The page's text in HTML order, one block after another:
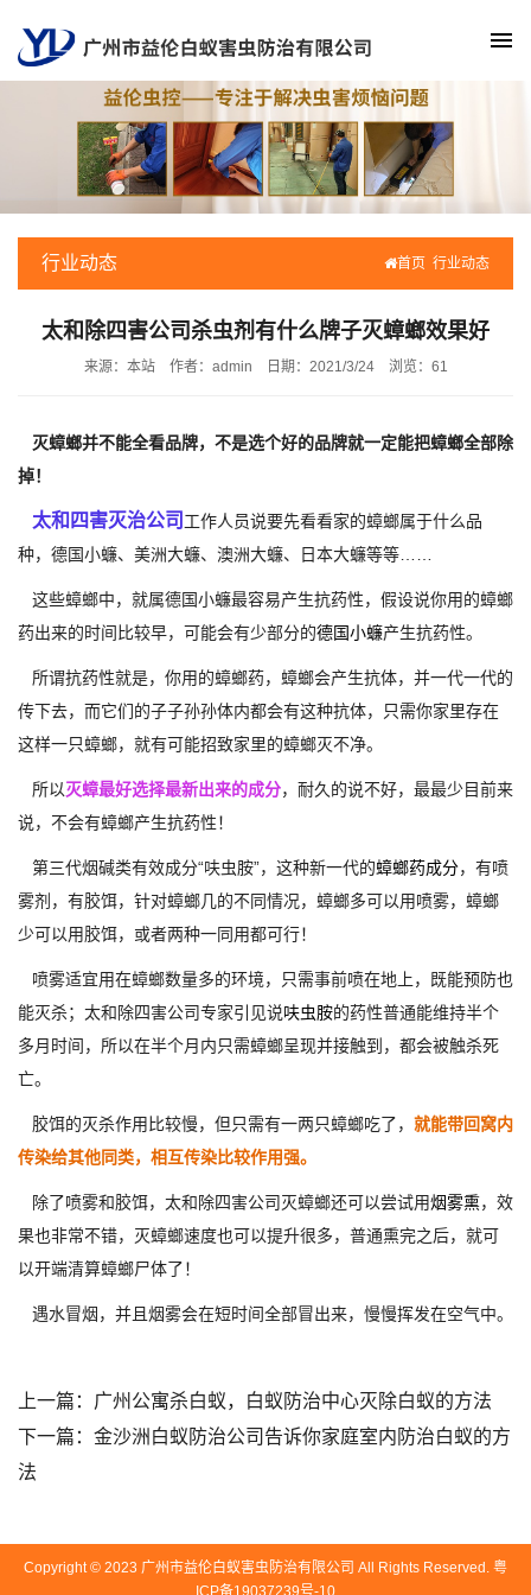
行业动态 首页 行业动态
太和除四害公司杀虫剂有什么牌子灭蟑螂效果好
来源：本站 作者：admin 日期：2021/3/24 浏览： 61
灭蟑螂并不能全看品牌，不是选个好的品牌就一定能把蟑螂全部除
掉！
太和四害灭治公司 工作人员说要先看看家的蟑螂属于什么品
种，德国小蠊、美洲大蠊、澳洲大蠊、日本大蠊等等……
这些蟑螂中，就属德国小蠊最容易产生抗药性，假设说你用的蟑螂
药出来的时间比较早，可能会有少部分的德国小蠊产生抗药性。
所谓抗药性就是，你用的蟑螂药，蟑螂会产生抗体，并一代一代的
传下去，而它们的子子孙孙体内都会有这种抗体，只需你家里存在
这样一只蟑螂，就有可能招致家里的蟑螂灭不净。
所以灭蟑最好选择最新出来的成分，耐久的说不好，最最少目前来
说，不会有蟑螂产生抗药性！
第三代烟碱类有效成分“呋虫胺”，这种新一代的蟑螂药成分，有喷
雾剂，有胶饵，针对蟑螂几的不同情况，蟑螂多可以用喷雾，蟑螂
少可以用胶饵，或者两种一同用都可行！
喷雾适宜用在蟑螂数量多的环境，只需事前喷在地上，既能预防也
能灭杀；太和除四害公司专家引见说呋虫胺的药性普通能维持半个
多月时间，所以在半个月内只需蟑螂呈现并接触到，都会被触杀死
亡。
胶饵的灭杀作用比较慢，但只需有一两只蟑螂吃了， 就能带回窝内
传染给其他同类，相互传染比较作用强。
除了喷雾和胶饵，太和除四害公司灭蟑螂还可以尝试用烟雾熏，效
果也非常不错，灭蟑螂速度也可以提升很多，普通熏完之后，就可
以开端清算蟑螂尸体了！
遇水冒烟，并且烟雾会在短时间全部冒出来，慢慢挥发在空气中。
上一篇： 广州公寓杀白蚁，白蚁防治中心灭除白蚁的方法
下一篇： 金沙洲白蚁防治公司告诉你家庭室内防治白蚁的方
法
Copyright © 2023 广州市益伦白蚁害虫防治有限公司 All Rights Reserved. 粤
ICP备19037239号-10